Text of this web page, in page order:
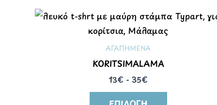
ΑΓΑΠΗΜΕΝΑ
KORITSIMALAMA
13€ - 35€